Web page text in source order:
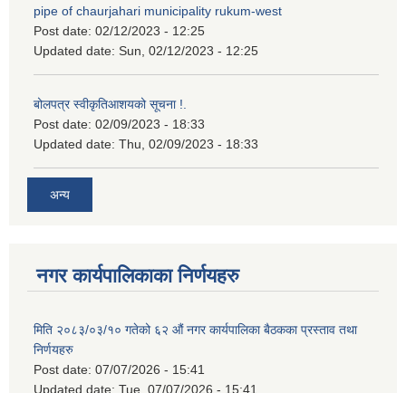
pipe of chaurjahari municipality rukum-west
Post date: 02/12/2023 - 12:25
Updated date: Sun, 02/12/2023 - 12:25
बोलपत्र स्वीकृतिआशयको सूचना !.
Post date: 02/09/2023 - 18:33
Updated date: Thu, 02/09/2023 - 18:33
अन्य
नगर कार्यपालिकाका निर्णयहरु
मिति २०८३/०३/१० गतेको ६२ औं नगर कार्यपालिका बैठकका प्रस्ताव तथा
निर्णयहरु
Post date: 07/07/2026 - 15:41
Updated date: Tue, 07/07/2026 - 15:41